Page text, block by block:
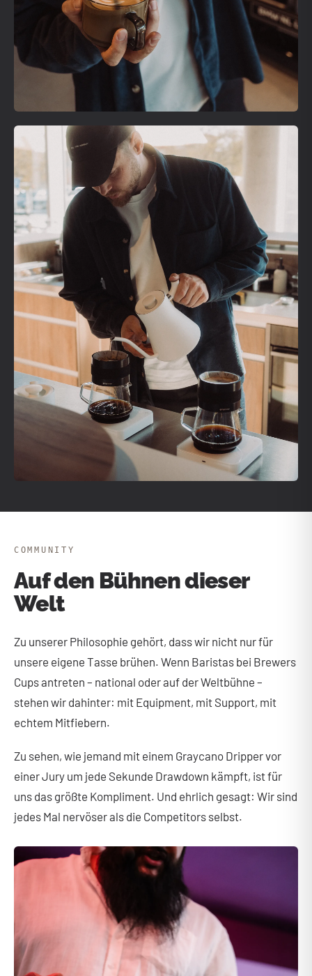
COMMUNITY
Auf den Bühnen dieser
Welt
Zu unserer Philosophie gehört, dass wir nicht nur für
unsere eigene Tasse brühen. Wenn Baristas bei Brewers
Cups antreten – national oder auf der Weltbühne –
stehen wir dahinter: mit Equipment, mit Support, mit
echtem Mitfiebern.
Zu sehen, wie jemand mit einem Graycano Dripper vor
einer Jury um jede Sekunde Drawdown kämpft, ist für
uns das größte Kompliment. Und ehrlich gesagt: Wir sind
jedes Mal nervöser als die Competitors selbst.